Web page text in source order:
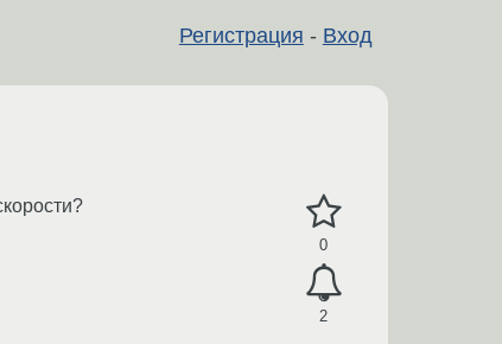
Регистрация - Вход
0
2